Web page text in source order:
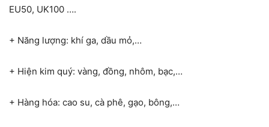
EU50, UK100 ….
+ Năng lượng: khí ga, dầu mỏ,…
+ Hiện kim quý: vàng, đồng, nhôm, bạc,…
+ Hàng hóa: cao su, cà phê, gạo, bông,…